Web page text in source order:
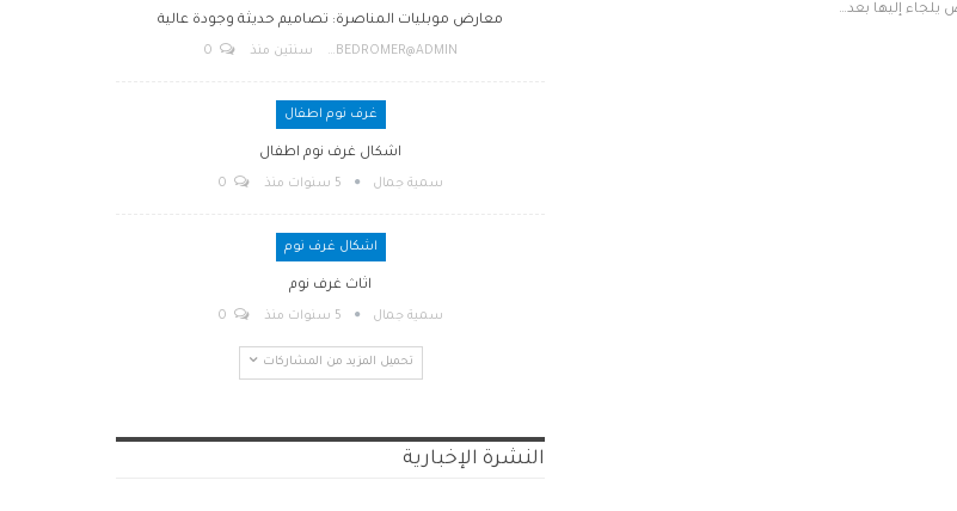
يلجاء إليها بعد…
معارض موبليات المناصرة: تصاميم حديثة وجودة عالية
BEDROMER@ADMIN سنتين منذ
غرف نوم اطفال
اشكال غرف نوم اطفال
سمية جمال 5 سنوات منذ
اشكال غرف نوم
اثاث غرف نوم
سمية جمال 5 سنوات منذ
تحميل المزيد من المشاركات
النشرة الإخبارية